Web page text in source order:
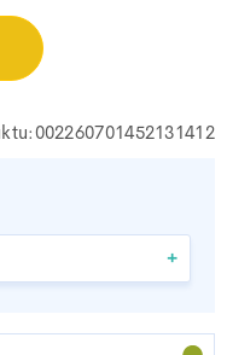
002260701452131412
+